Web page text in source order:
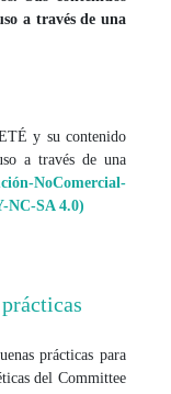
a través de una
y su contenido
a través de una
NoComercial-
NC-SA 4.0)
prácticas para
del Committee